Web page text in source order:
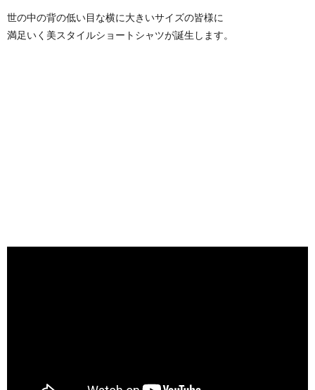
世の中の背の低い目な横に大きいサイズの皆様に
満足いく美スタイルショートシャツが誕生します。